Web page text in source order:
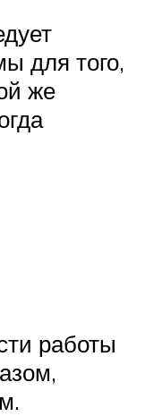
для того,
же
работы